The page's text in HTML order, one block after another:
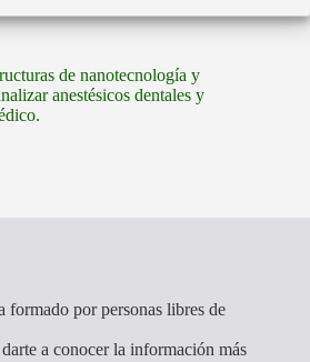
de nanotecnología y
anestésicos dentales y
formado por personas libres de
a conocer la información más